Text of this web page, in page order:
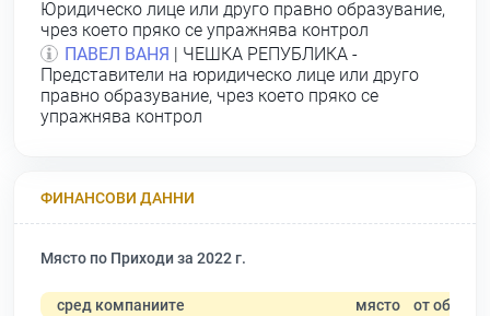
Юридическо лице или друго правно образувание,
чрез което пряко се упражнява контрол
ПАВЕЛ ВАНЯ
| ЧЕШКА РЕПУБЛИКА -
Представители на юридическо лице или друго
правно образувание, чрез което пряко се
упражнява контрол
ФИНАНСОВИ ДАННИ
Място по Приходи за 2022 г.
сред компаниите място от общо